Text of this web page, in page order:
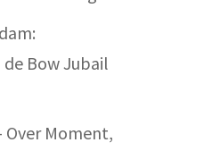
Bow Jubail
Over Moment,